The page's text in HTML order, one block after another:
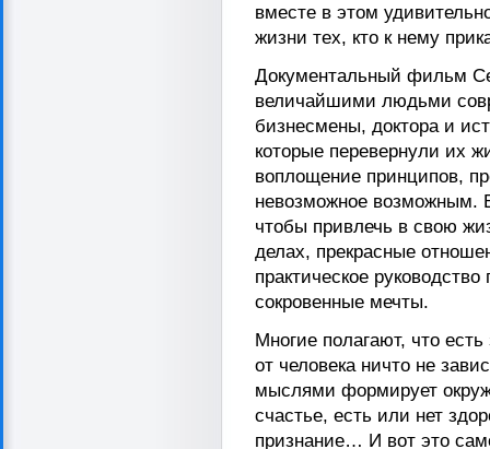
вместе в этом
жизни тех, кто к нему
Документальный фильм
величайшими людьми
бизнесмены, доктора и
которые перевернули их
воплощение принципов,
невозможное возможным.
чтобы привлечь в свою
делах, прекрасные
практическое
сокровенные мечты.
Многие полагают, что
от человека ничто не
мыслями формирует
счастье, есть или нет
признание… И вот это